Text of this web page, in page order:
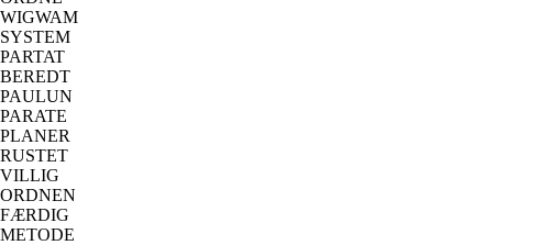
WIGWAM
SYSTEM
PARTAT
BEREDT
PAULUN
PARATE
PLANER
RUSTET
VILLIG
ORDNEN
FÆRDIG
METODE